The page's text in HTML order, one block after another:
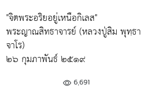
"จิตพระอริยอยู่เหนือกิเลส"
พระญาณสิทธาจารย์ (หลวงปู่สิม พุทฺธา
จาโร)
๒๖ กุมภาพันธ์ ๒๕๑๙
6,691